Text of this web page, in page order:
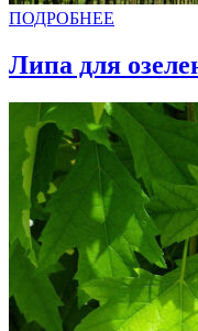
ПОДРОБНЕЕ
Липа для